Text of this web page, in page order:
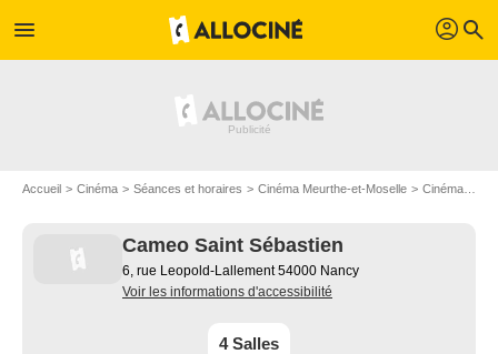
menu profil search
Accueil Cinéma Séances et horaires Cinéma Meurthe-et-Moselle Cinéma à Nancy
Cameo Saint Sébastien
6, rue Leopold-Lallement 54000 Nancy
Voir les informations d'accessibilité
4 Salles